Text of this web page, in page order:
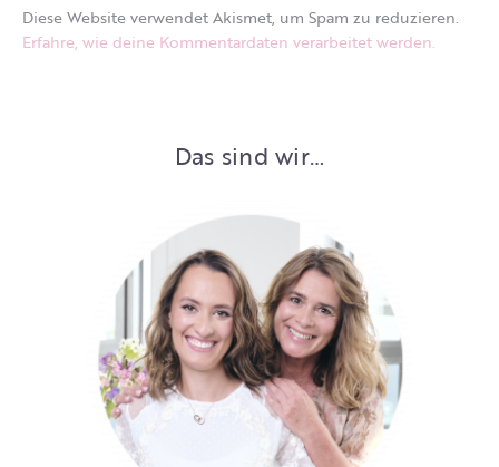
Diese Website verwendet Akismet, um Spam zu reduzieren.
Erfahre, wie deine Kommentardaten verarbeitet werden.
Das sind wir…